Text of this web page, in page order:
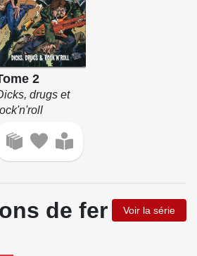
2
drugs et
de fer Voir la série